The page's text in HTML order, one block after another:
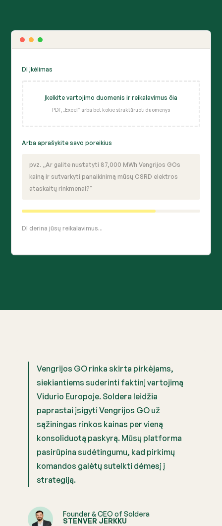
DI įkėlimas
Įkelkite vartojimo duomenis ir reikalavimus čia
PDF, „Excel“ arba bet kokie struktūruoti duomenys
Arba aprašykite savo poreikius
pvz. „Ar galite nustatyti 87,000 MWh Vengrijos GOs
kainą ir sutvarkyti panaikinimą mūsų CSRD elektros
ataskaitų rinkmenai?“
DI derina jūsų reikalavimus...
Vengrijos GO rinka skirta pirkėjams,
siekiantiems suderinti faktinį vartojimą
Vidurio Europoje. Soldera leidžia
paprastai įsigyti Vengrijos GO už
sąžiningas rinkos kainas per vieną
konsoliduotą paskyrą. Mūsų platforma
pasirūpina sudėtingumu, kad pirkimų
komandos galėtų sutelkti dėmesį į
strategiją.
Founder & CEO of Soldera
STENVER JERKKU